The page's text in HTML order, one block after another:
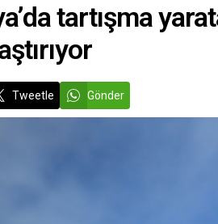
tartışma
Tweetle Gönder